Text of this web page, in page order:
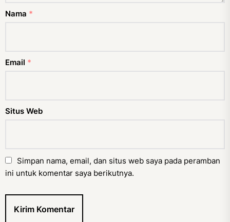
Nama *
Email *
Situs Web
Simpan nama, email, dan situs web saya pada peramban
ini untuk komentar saya berikutnya.